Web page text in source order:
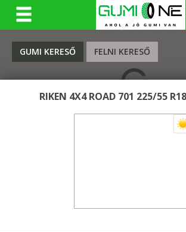
GUMI KERESŐ FELNI KERESŐ
KERESÉS
RIKEN 4X4 ROAD 701 225/55